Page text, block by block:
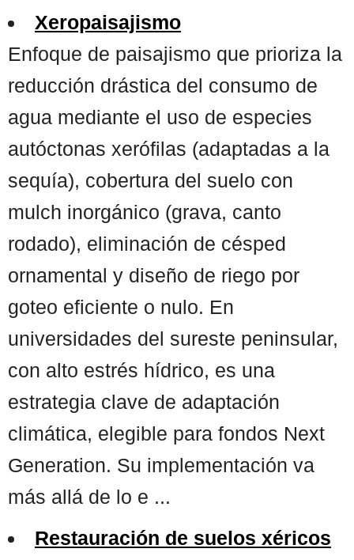
Xeropaisajismo
Enfoque de paisajismo que prioriza la
reducción drástica del consumo de
agua mediante el uso de especies
autóctonas xerófilas (adaptadas a la
sequía), cobertura del suelo con
mulch inorgánico (grava, canto
rodado), eliminación de césped
ornamental y diseño de riego por
goteo eficiente o nulo. En
universidades del sureste peninsular,
con alto estrés hídrico, es una
estrategia clave de adaptación
climática, elegible para fondos Next
Generation. Su implementación va
más allá de lo e ...
Restauración de suelos xéricos